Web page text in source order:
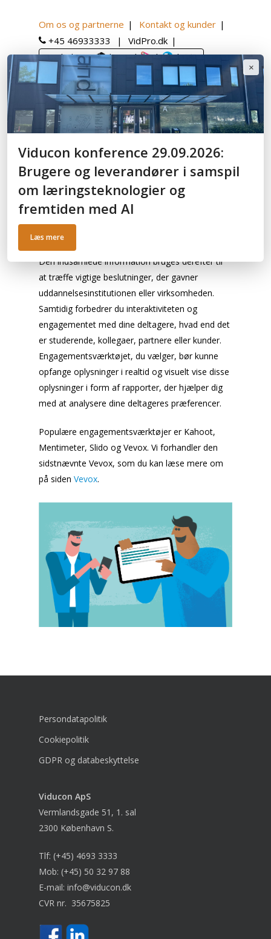
Om os og partnerne
Kontakt og kunder
+45 46933333
VidPro.dk
Book demo:
| | | |
English
Hjem Engagementsværktøj
Hvad er et
engagementsværktøj?
Hvad er et
engagementsværktøj?
Et engagementsværktøj involverer dine deltagere
Den indsamlede information bruges derefter til
at træffe vigtige beslutninger, der gavner
uddannelsesinstitutionen eller virksomheden.
Samtidig forbedrer du interaktiviteten og
engagementet med dine deltagere, hvad end det
er studerende, kollegaer, partnere eller kunder.
Engagementsværktøjet, du vælger, bør kunne
opfange oplysninger i realtid og visuelt vise disse
oplysninger i form af rapporter, der hjælper dig
med at analysere dine deltageres præferencer.
Populære engagementsværktøjer er Kahoot,
Mentimeter, Slido og Vevox. Vi forhandler den
sidstnævnte Vevox, som du kan læse mere om
på sidenVevox.
Persondatapolitik
Cookiepolitik
GDPR og databeskyttelse
Viducon ApS
Vermlandsgade 51, 1. sal
2300 København S.
Tlf: (+45) 4693 3333
Mob: (+45) 50 32 97 88
E-mail: info@viducon.dk
CVR nr. 35675825
×
Viducon konference 29.09.2026:
Brugere og leverandører i samspil
om læringsteknologier og
fremtiden med AI
Læs mere